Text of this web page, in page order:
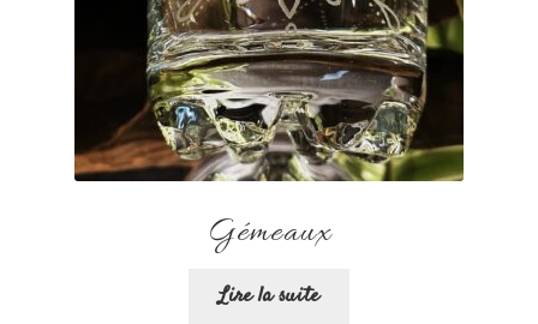
Gémeaux
Lire la suite